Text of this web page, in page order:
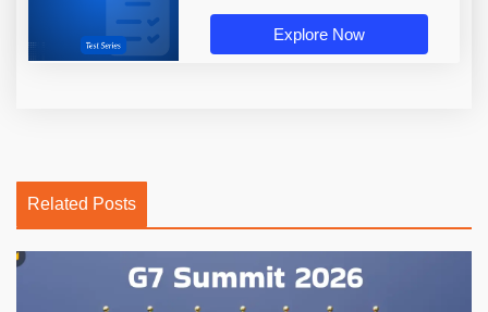
Explore Now
Related Posts